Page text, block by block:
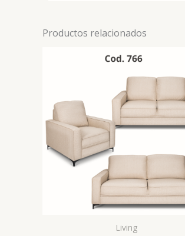
Productos relacionados
Living